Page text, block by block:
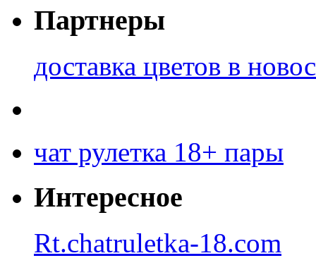
Партнеры
доставка цветов в
чат рулетка 18+ пары
Интересное
Rt.chatruletka-18.com